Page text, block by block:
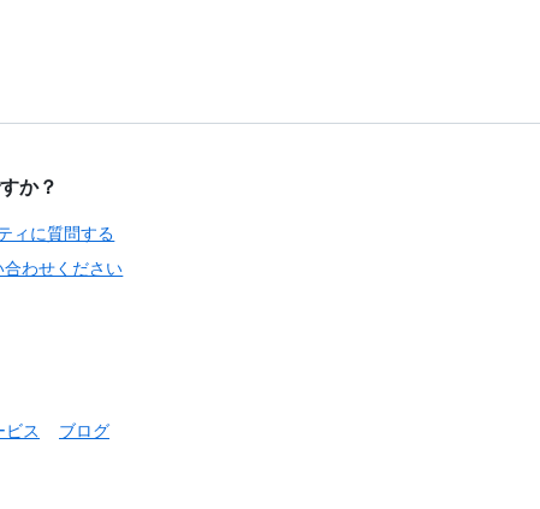
か？
ィに質問する
わせください
ビス ブログ